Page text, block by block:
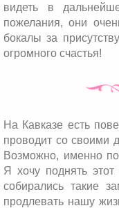
видеть в
пожелания, они
бокалы за
огромного счастья!
На Кавказе есть
проводит со своими
Возможно, именно
Я хочу поднять
собирались такие
продлевать нашу